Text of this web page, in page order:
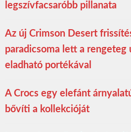
legszívfacsaróbb pillanata
Az új Crimson Desert
paradicsoma lett a rengeteg
eladható portékával
A Crocs egy elefánt
bővíti a kollekcióját